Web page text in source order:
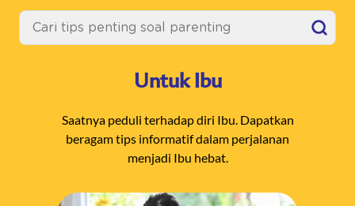
Untuk Ibu
Saatnya peduli terhadap diri Ibu. Dapatkan
beragam tips informatif dalam perjalanan
menjadi Ibu hebat.